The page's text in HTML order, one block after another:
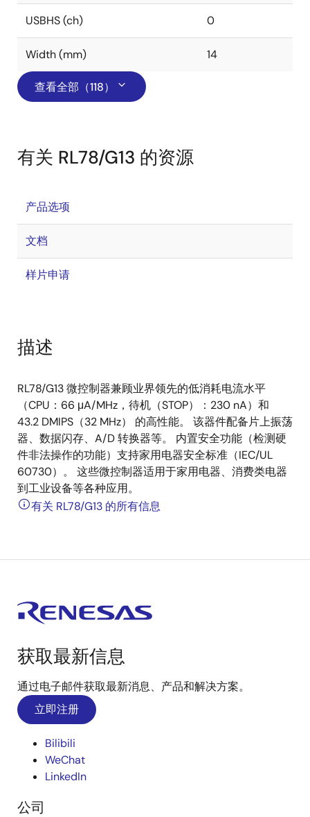
USBHS (ch) 0
Width (mm) 14
查看全部（118）
有关 RL78/G13 的资源
产品选项
文档
样片申请
描述
RL78/G13 微控制器兼顾业界领先的低消耗电流水平
（CPU：66 μA/MHz，待机（STOP）：230 nA）和
43.2 DMIPS（32 MHz） 的高性能。 该器件配备片上振荡
器、数据闪存、A/D 转换器等。 内置安全功能（检测硬
件非法操作的功能）支持家用电器安全标准（IEC/UL
60730）。 这些微控制器适用于家用电器、消费类电器
到工业设备等各种应用。
有关 RL78/G13 的所有信息
获取最新信息
通过电子邮件获取最新消息、产品和解决方案。
立即注册
Bilibili
WeChat
LinkedIn
公司